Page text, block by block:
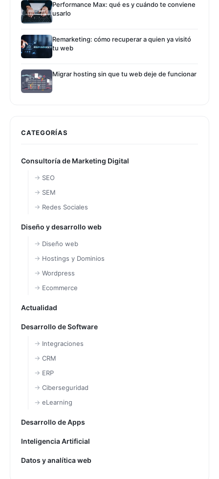
Performance Max: qué es y cuándo te conviene
usarlo
Remarketing: cómo recuperar a quien ya visitó
tu web
Migrar hosting sin que tu web deje de funcionar
CATEGORÍAS
Consultoría de Marketing Digital
SEO
SEM
Redes Sociales
Diseño y desarrollo web
Diseño web
Hostings y Dominios
Wordpress
Ecommerce
Actualidad
Desarrollo de Software
Integraciones
CRM
ERP
Ciberseguridad
eLearning
Desarrollo de Apps
Inteligencia Artificial
Datos y analítica web